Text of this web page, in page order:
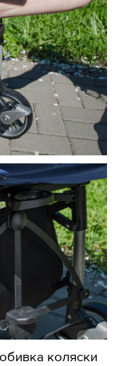
коляски